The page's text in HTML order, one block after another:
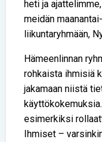
heti ja
meidän
liikuntaryhmään,
Hämeenlinnan
rohkaista ihmisiä
jakamaan niistä
esimerkiksi
Ihmiset –